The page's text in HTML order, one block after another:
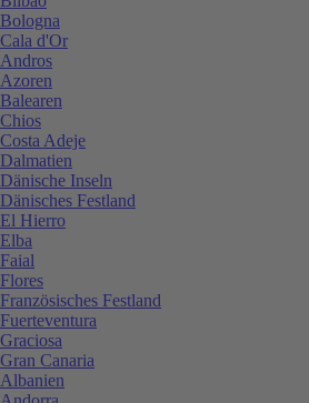
Bologna
Cala d'Or
Andros
Azoren
Balearen
Chios
Costa Adeje
Dalmatien
Dänische Inseln
Dänisches Festland
El Hierro
Elba
Faial
Flores
Französisches Festland
Fuerteventura
Graciosa
Gran Canaria
Albanien